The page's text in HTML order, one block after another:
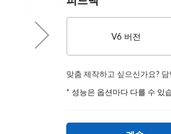
V6 버전
맞춤 제작하고 싶으신가요?
* 성능은 옵션마다 다를 수 있